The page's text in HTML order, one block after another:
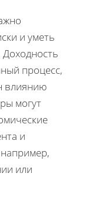
и уметь
процесс,
влиянию
могут
и
или